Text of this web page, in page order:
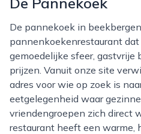
De pannekoek in beekbergen is een geliefd
pannenkoekenrestaurant
gemoedelijke sfeer, gastvrije
prijzen. Vanuit onze site
adres voor wie op zoek is
eetgelegenheid waar
vriendengroepen zich direct
restaurant heeft een warme,